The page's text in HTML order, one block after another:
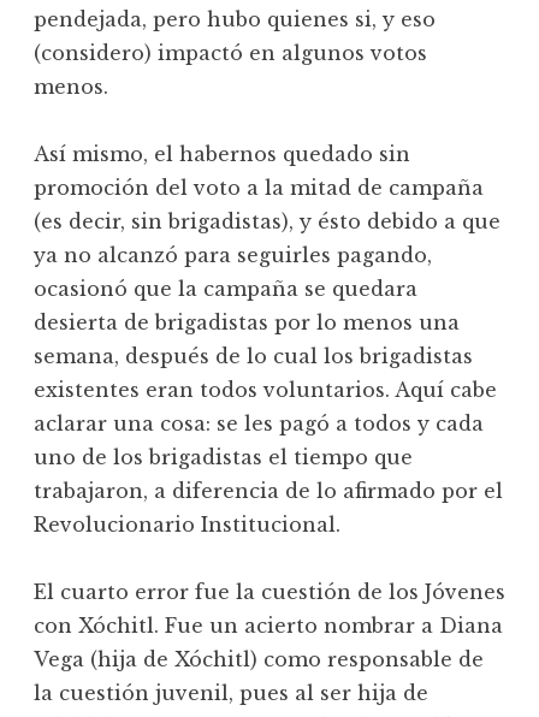
pendejada, pero hubo quienes si, y eso
(considero) impactó en algunos votos
menos.
Así mismo, el habernos quedado sin
promoción del voto a la mitad de campaña
(es decir, sin brigadistas), y ésto debido a que
ya no alcanzó para seguirles pagando,
ocasionó que la campaña se quedara
desierta de brigadistas por lo menos una
semana, después de lo cual los brigadistas
existentes eran todos voluntarios. Aquí cabe
aclarar una cosa: se les pagó a todos y cada
uno de los brigadistas el tiempo que
trabajaron, a diferencia de lo afirmado por el
Revolucionario Institucional.
El cuarto error fue la cuestión de los Jóvenes
con Xóchitl. Fue un acierto nombrar a Diana
Vega (hija de Xóchitl) como responsable de
la cuestión juvenil, pues al ser hija de